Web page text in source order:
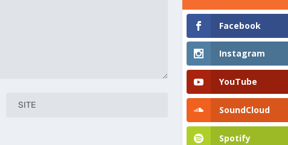
Facebook
Instagram
YouTube
SoundCloud
Spotify